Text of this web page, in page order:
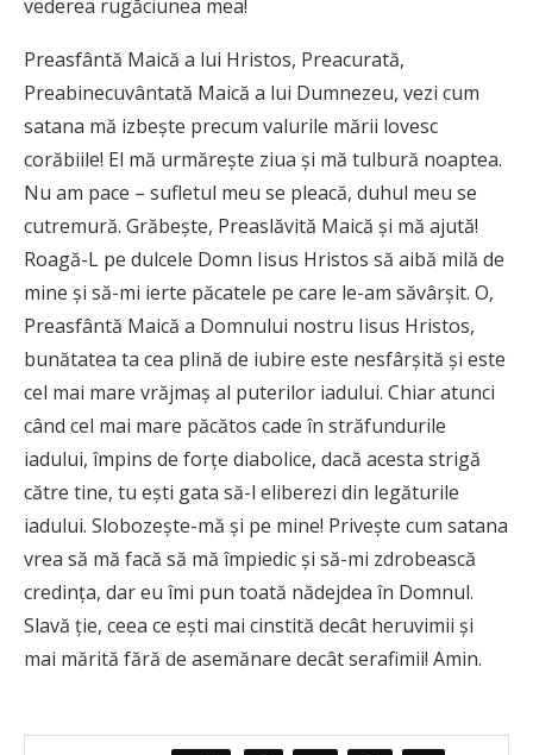
vederea rugăciunea mea!
Preasfântă Maică a lui Hristos, Preacurată,
Preabinecuvântată Maică a lui Dumnezeu, vezi cum
satana mă izbeşte precum valurile mării lovesc
corăbiile! El mă urmăreşte ziua şi mă tulbură noaptea.
Nu am pace – sufletul meu se pleacă, duhul meu se
cutremură. Grăbeşte, Preaslăvită Maică şi mă ajută!
Roagă-L pe dulcele Domn Iisus Hristos să aibă milă de
mine şi să-mi ierte păcatele pe care le-am săvârşit. O,
Preasfântă Maică a Domnului nostru Iisus Hristos,
bunătatea ta cea plină de iubire este nesfârşită şi este
cel mai mare vrăjmaş al puterilor iadului. Chiar atunci
când cel mai mare păcătos cade în străfundurile
iadului, împins de forțe diabolice, dacă acesta strigă
către tine, tu eşti gata să-l eliberezi din legăturile
iadului. Slobozeşte-mă şi pe mine! Priveşte cum satana
vrea să mă facă să mă împiedic şi să-mi zdrobească
credinţa, dar eu îmi pun toată nădejdea în Domnul.
Slavă ţie, ceea ce eşti mai cinstită decât heruvimii şi
mai mărită fără de asemănare decât serafimii! Amin.